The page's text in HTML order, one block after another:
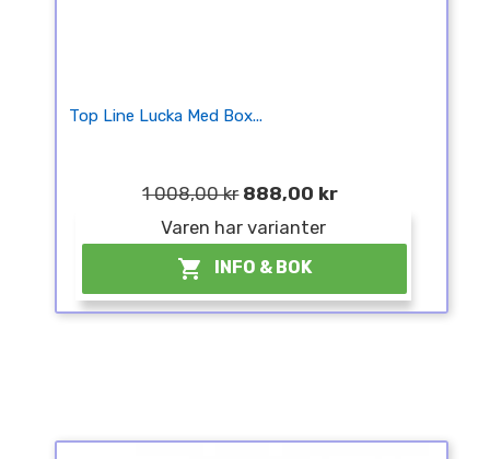
Top Line Lucka Med Box...
1 008,00 kr 888,00 kr
Varen har varianter
 INFO & BOK